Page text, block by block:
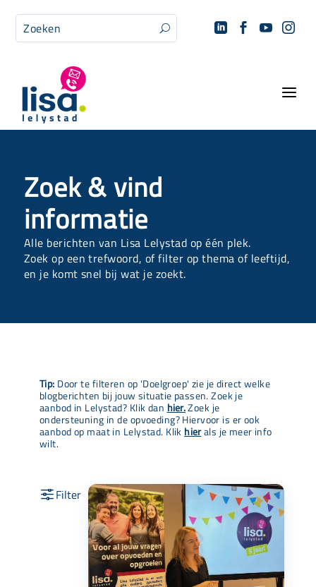
U    
a
Zoek & vind
informatie
Alle berichten van Lisa Lelystad op één plek.
Zoek op een trefwoord, of filter op thema of leeftijd,
en je komt snel bij wat je zoekt.
Tip: Door te filteren op 'Doelgroep' zie je direct welke
blogberichten bij jouw situatie passen. Zoek je
aanbod in Lelystad? Klik dan hier.Zoek je
ondersteuning in de opvoeding? Hiervoor is er ook
aanbod op maat in Lelystad. Klik hierals je meer info
wilt.